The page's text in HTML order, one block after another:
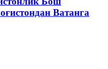
Ватанга